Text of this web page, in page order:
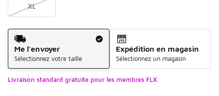
XL
Mode d'expédition
Me l'envoyer
Sélectionnez votre taille
Expédition en magasin
Sélectionnez un magasin
Livraison standard gratuite pour les membres FLX